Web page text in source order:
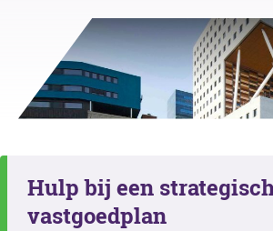
Hulp bij een
vastgoedplan